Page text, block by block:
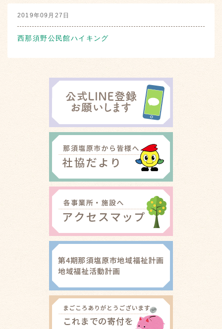
2019年09月27日
西那須野公民館ハイキング